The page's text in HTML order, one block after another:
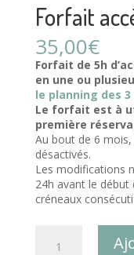
Forfait
35,00€
Forfait de 5h
en une ou
le planning des
Le forfait est à
première
Au bout de 6
désactivés.
Les modifications
24h avant le début
créneaux